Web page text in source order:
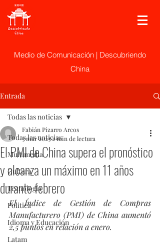
Medio de Comunicación | Descubriendo
China
Entrada
Todas las noticias
Multimedia
Cultura
Tecnología
Politica
Idioma y Educación
Latam
Todas las noticias
El PMI de China supera el pronóstico
y alcanza un máximo en 11 años
durante febrero
Fabián Pizarro Arcos
3 mar 20232 min de lectura
El Índice de Gestión de Compras
Manufacturero (PMI) de China aumentó
2,5 puntos en relación a enero.